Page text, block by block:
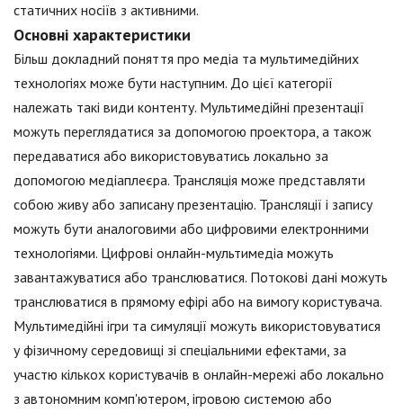
статичних носіїв з активними.
Основні характеристики
Більш докладний поняття про медіа та мультимедійних
технологіях може бути наступним. До цієї категорії
належать такі види контенту. Мультимедійні презентації
можуть переглядатися за допомогою проектора, а також
передаватися або використовуватись локально за
допомогою медіаплеєра. Трансляція може представляти
собою живу або записану презентацію. Трансляції і запису
можуть бути аналоговими або цифровими електронними
технологіями. Цифрові онлайн-мультимедіа можуть
завантажуватися або транслюватися. Потокові дані можуть
транслюватися в прямому ефірі або на вимогу користувача.
Мультимедійні ігри та симуляції можуть використовуватися
у фізичному середовищі зі спеціальними ефектами, за
участю кількох користувачів в онлайн-мережі або локально
з автономним комп'ютером, ігровою системою або